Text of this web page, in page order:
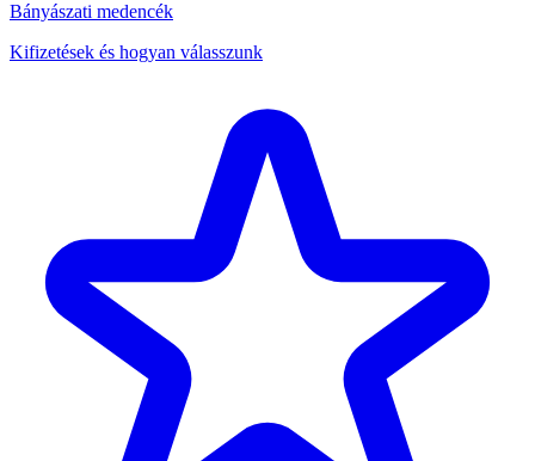
Bányászati medencék
Kifizetések és hogyan válasszunk